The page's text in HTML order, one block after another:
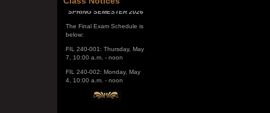
The Final Exam Schedule is
FIL 240-001: Thursday, May
FIL 240-002: Monday, May